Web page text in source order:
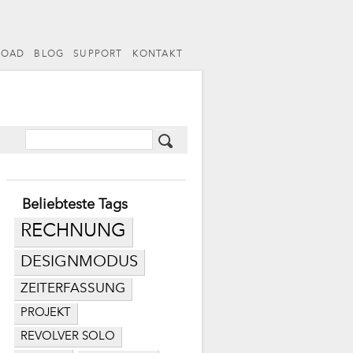
BLOG SUPPORT KONTAKT
Beliebteste Tags
RECHNUNG
DESIGNMODUS
ZEITERFASSUNG
PROJEKT
REVOLVER SOLO